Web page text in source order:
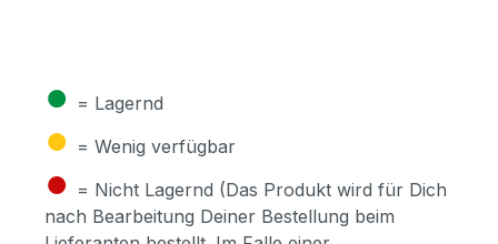
● = Lagernd
● = Wenig verfügbar
● = Nicht Lagernd (Das Produkt wird für Dich
nach Bearbeitung Deiner Bestellung beim